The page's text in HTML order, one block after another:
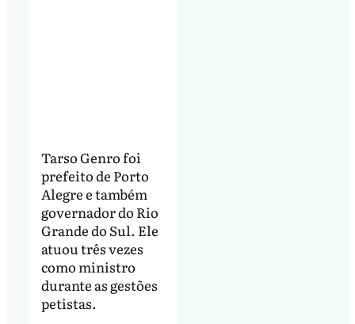
Tarso Genro foi
prefeito de Porto
Alegre e também
governador do Rio
Grande do Sul. Ele
atuou três vezes
como ministro
durante as gestões
petistas.